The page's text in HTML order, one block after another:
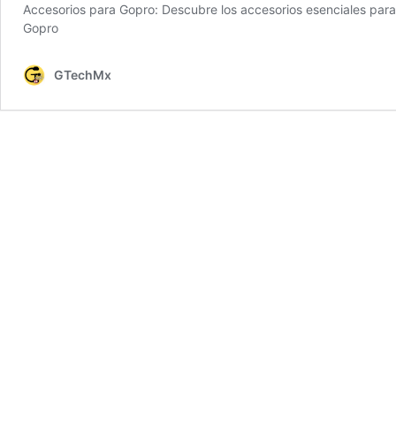
Accesorios para Gopro: Descubre los accesorios esenciales
Gopro
GTechMx